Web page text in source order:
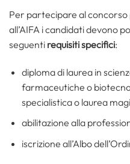
Per partecipare al
all’AIFA i candidati devono
seguenti requisiti specifici:
diploma di laurea in
farmaceutiche o
specialistica o laurea
abilitazione alla
iscrizione all’Albo